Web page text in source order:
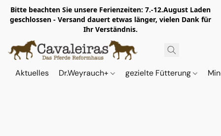
Bitte beachten Sie unsere Ferienzeiten: 7.-12.August Laden
geschlossen - Versand dauert etwas länger, vielen Dank für
Ihr Verständnis.
Aktuelles Dr.Weyrauch+ gezielte Fütterung